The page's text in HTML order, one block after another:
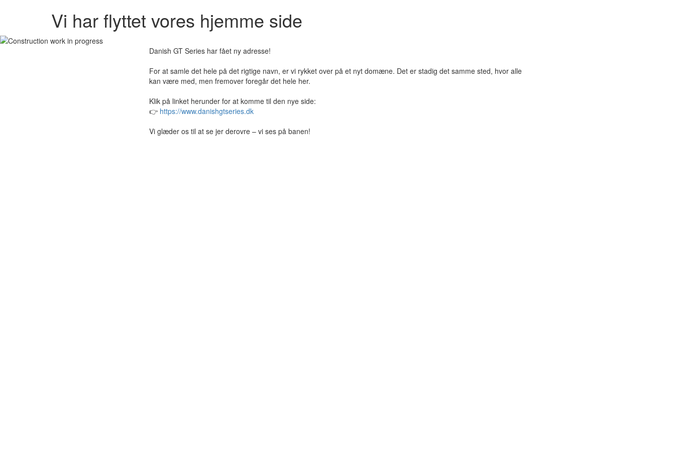
Vi har flyttet vores hjemme side
Danish GT Series har fået ny adresse!
For at samle det hele på det rigtige navn, er vi rykket over på et nyt domæne. Det er stadig det samme sted, hvor alle
kan være med, men fremover foregår det hele her.
Klik på linket herunder for at komme til den nye side:
👉 https://www.danishgtseries.dk
Vi glæder os til at se jer derovre – vi ses på banen!